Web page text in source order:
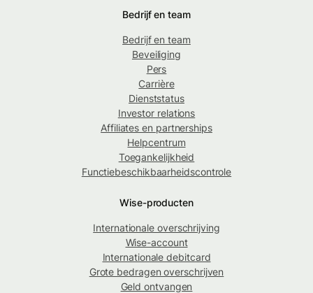
Bedrijf en team
Bedrijf en team
Beveiliging
Pers
Carrière
Dienststatus
Investor relations
Affiliates en partnerships
Helpcentrum
Toegankelijkheid
Functiebeschikbaarheidscontrole
Wise-producten
Internationale overschrijving
Wise-account
Internationale debitcard
Grote bedragen overschrijven
Geld ontvangen